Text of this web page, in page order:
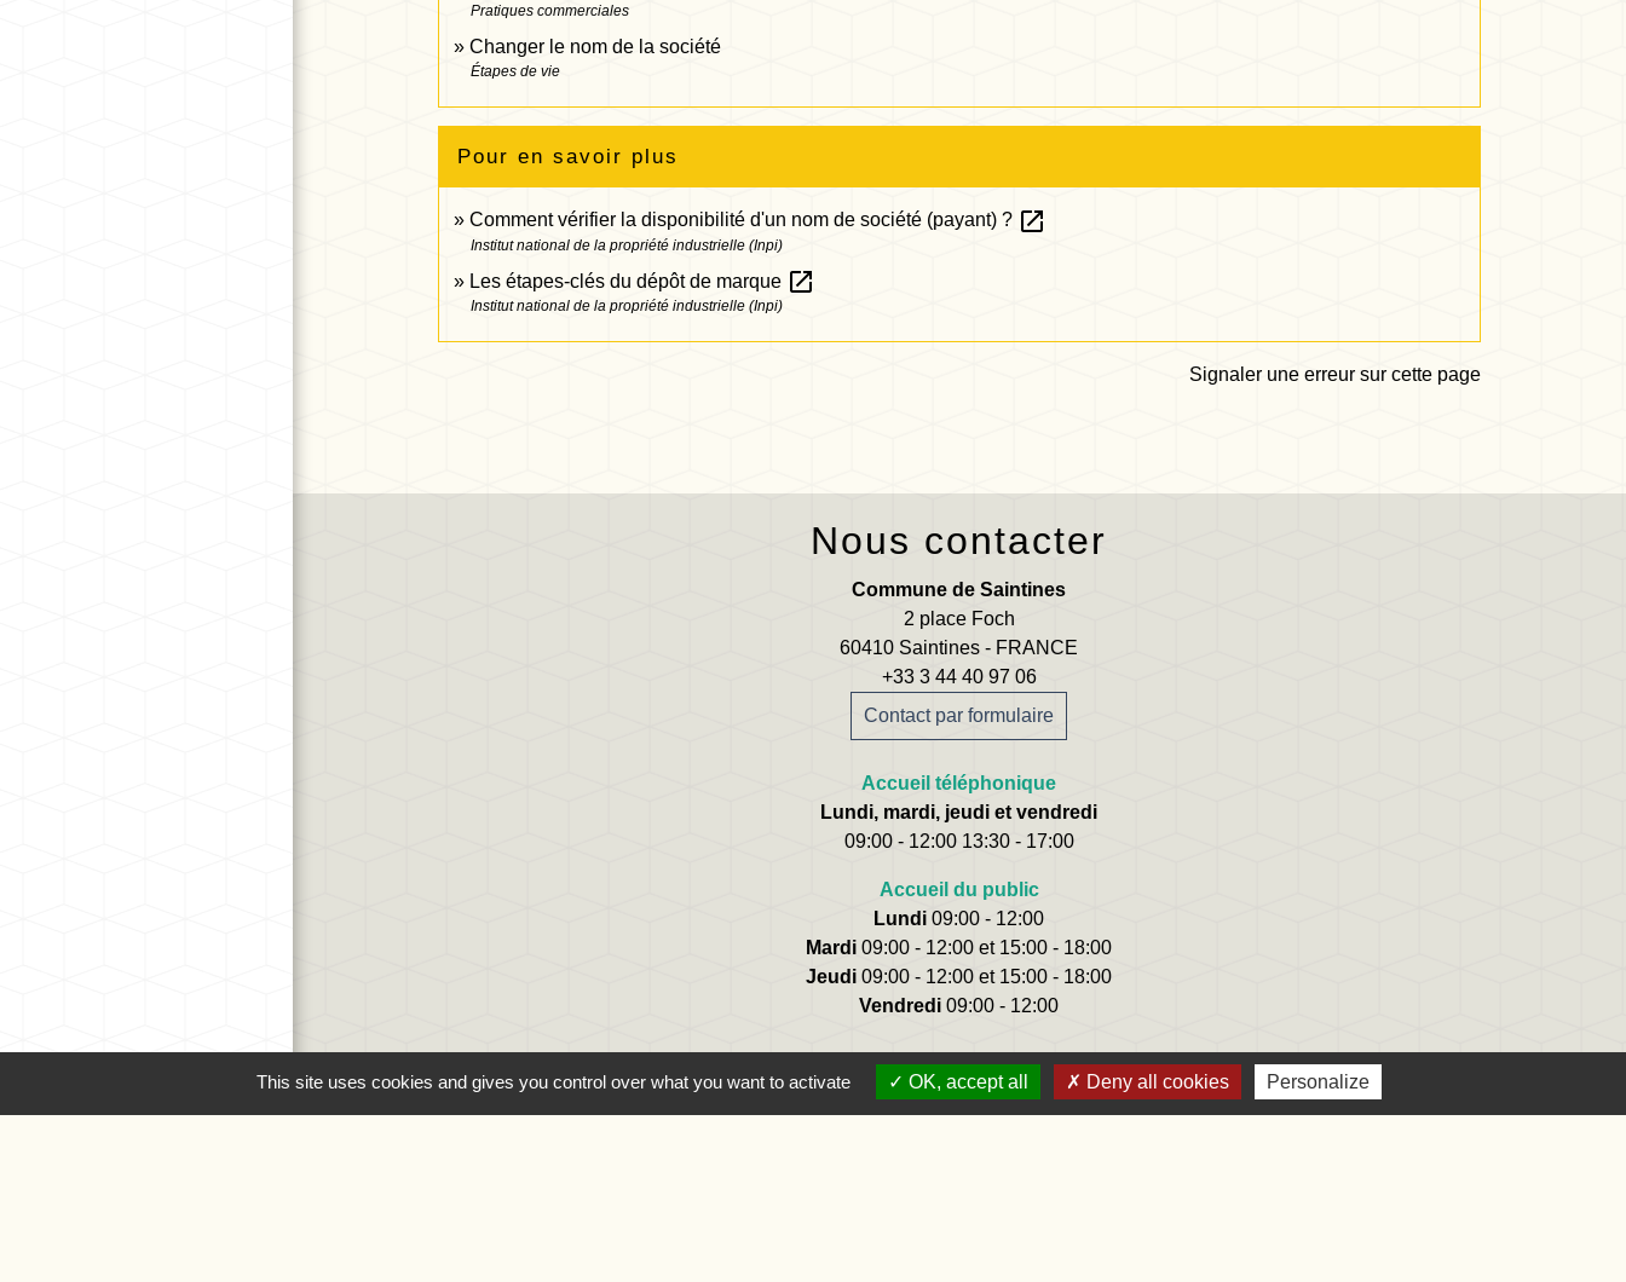
Pratiques commerciales
Changer le nom de la société
Étapes de vie
Pour en savoir plus
Comment vérifier la disponibilité d'un nom de société (payant) ? open_in_new
Institut national de la propriété industrielle (Inpi)
Les étapes-clés du dépôt de marque open_in_new
Institut national de la propriété industrielle (Inpi)
Signaler une erreur sur cette page
Nous contacter
Commune de Saintines
2 place Foch
60410 Saintines - FRANCE
+33 3 44 40 97 06
Contact par formulaire
Accueil téléphonique
Lundi, mardi, jeudi et vendredi
09:00 - 12:00 13:30 - 17:00
Accueil du public
Lundi09:00 - 12:00
Mardi09:00 - 12:00 et 15:00 - 18:00
Jeudi09:00 - 12:00 et 15:00 - 18:00
Vendredi09:00 - 12:00
This site uses cookies and gives you control over what you want to activate OK, accept all Deny all cookies Personalize